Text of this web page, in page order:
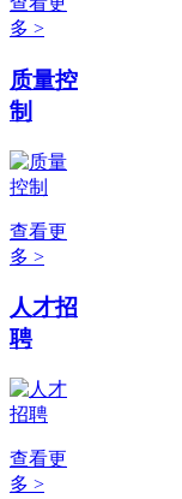
多 >
质量控
制
查看更
多 >
人才招
聘
查看更
多 >